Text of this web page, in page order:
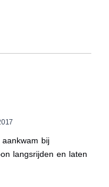
bij
langsrijden en laten